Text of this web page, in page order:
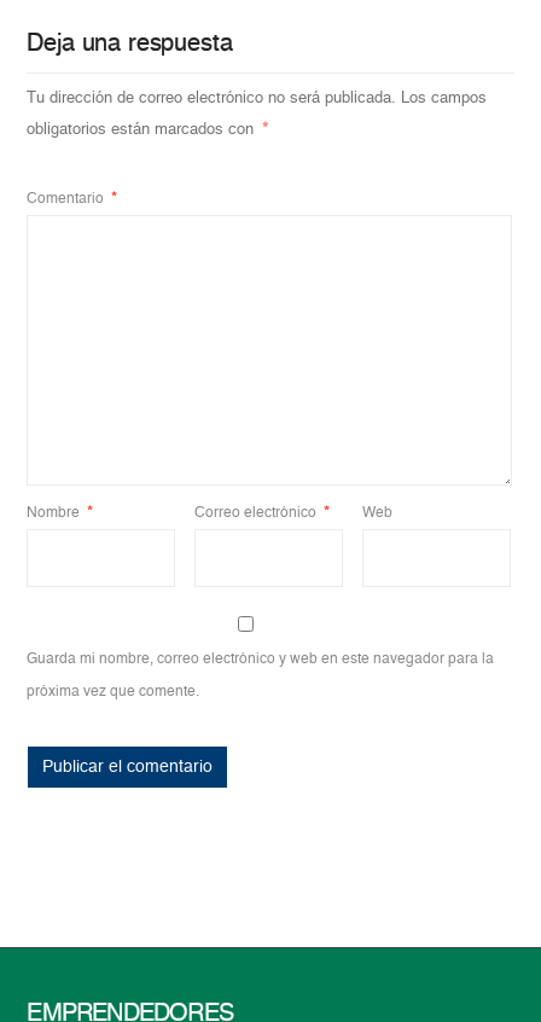
Deja una respuesta
Tu dirección de correo electrónico no será publicada. Los campos
obligatorios están marcados con *
Comentario *
Nombre * Correo electrónico * Web
Guarda mi nombre, correo electrónico y web en este navegador para la
próxima vez que comente.
EMPRENDEDORES